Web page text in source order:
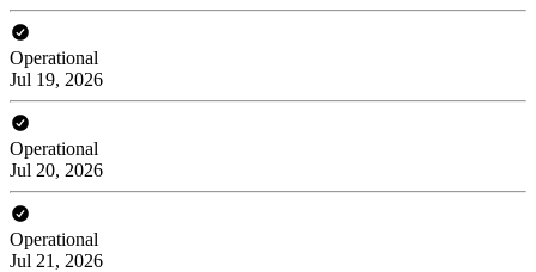
Operational
Jul 19, 2026
Operational
Jul 20, 2026
Operational
Jul 21, 2026